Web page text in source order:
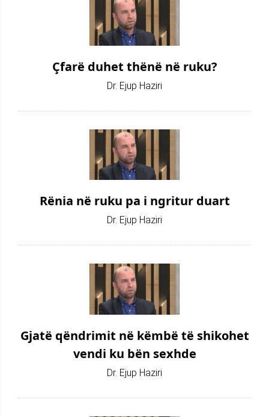
Çfarë duhet thënë në ruku?
Dr. Ejup Haziri
Rënia në ruku pa i ngritur duart
Dr. Ejup Haziri
Gjatë qëndrimit në këmbë të shikohet
vendi ku bën sexhde
Dr. Ejup Haziri